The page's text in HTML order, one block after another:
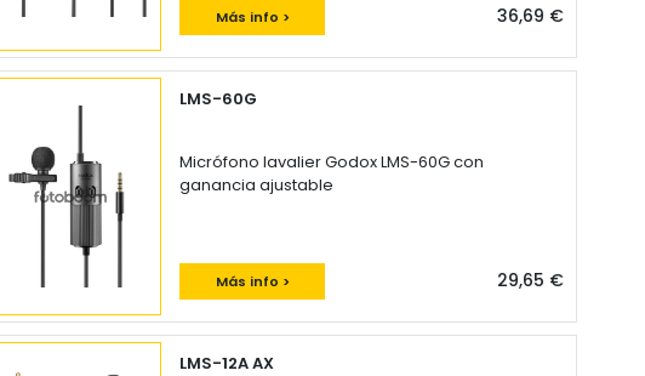
Más info > 36,69 €
LMS-60G
Micrófono lavalier Godox LMS-60G con
ganancia ajustable
Más info > 29,65 €
LMS-12A AX